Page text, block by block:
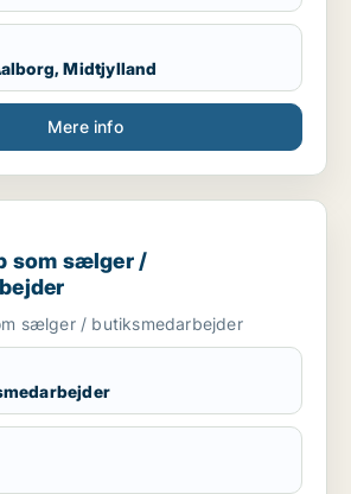
Midtjylland
Mere info
sælger / butiksmedarbejder
som sælger /
sælger / butiksmedarbejder